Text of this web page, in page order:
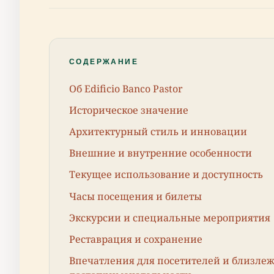
СОДЕРЖАНИЕ
Об Edificio Banco Pastor
Историческое значение
Архитектурный стиль и инновации
Внешние и внутренние особенности
Текущее использование и доступность
Часы посещения и билеты
Экскурсии и специальные мероприятия
Реставрация и сохранение
Впечатления для посетителей и